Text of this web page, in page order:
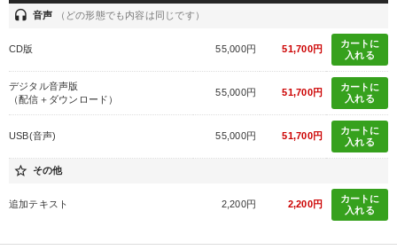
headset 音声 （どの形態でも内容は同じです）
CD版 55,000円 51,700円
カートに
入れる
デジタル音声版
（配信＋ダウンロード）
55,000円 51,700円
カートに
入れる
USB(音声) 55,000円 51,700円
カートに
入れる
star_border その他
追加テキスト 2,200円 2,200円
カートに
入れる